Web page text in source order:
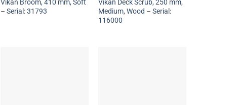
Vikan Broom, 410 mm, Soft
– Serial: 31793
Vikan Deck Scrub, 250 mm,
Medium, Wood – Serial:
116000